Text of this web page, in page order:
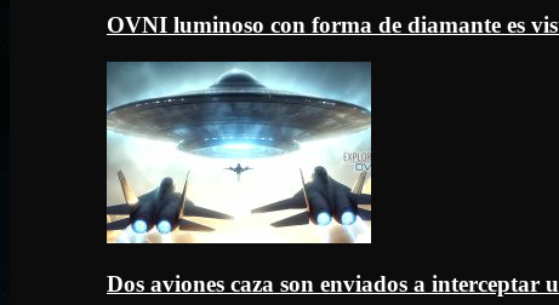
OVNI luminoso con forma de diamante es
Dos aviones caza son enviados a